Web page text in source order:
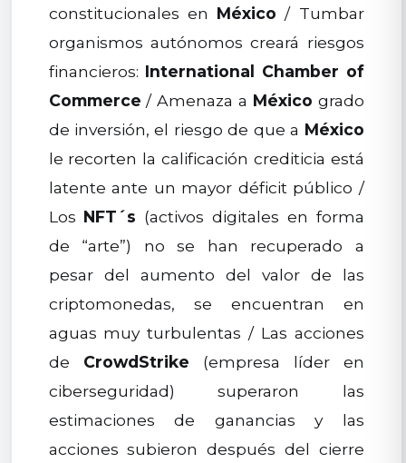
constitucionales en México / Tumbar
organismos autónomos creará riesgos
financieros: International Chamber of
Commerce / Amenaza a México grado
de inversión, el riesgo de que a México
le recorten la calificación crediticia está
latente ante un mayor déficit público /
Los NFT´s (activos digitales en forma
de “arte”) no se han recuperado a
pesar del aumento del valor de las
criptomonedas, se encuentran en
aguas muy turbulentas / Las acciones
de CrowdStrike (empresa líder en
ciberseguridad) superaron las
estimaciones de ganancias y las
acciones subieron después del cierre